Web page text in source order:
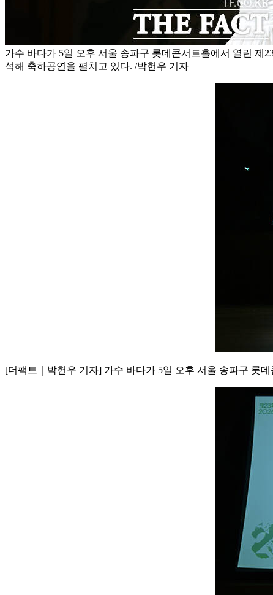
가수 바다가 5일 오후 서울 송파구 롯데콘서트홀에서 열린 제
석해 축하공연을 펼치고 있다. /박헌우 기자
[더팩트｜박헌우 기자] 가수 바다가 5일 오후 서울 송파구 롯